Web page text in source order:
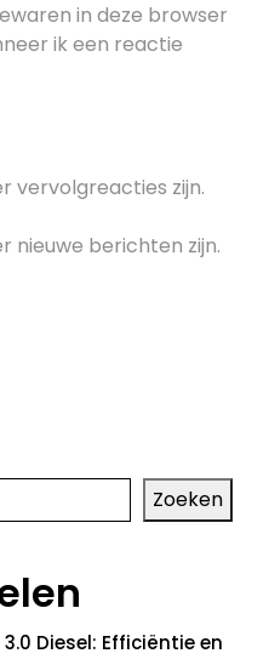
in deze browser
ik een reactie
vervolgreacties zijn.
nieuwe berichten zijn.
Zoeken
Diesel: Efficiëntie en